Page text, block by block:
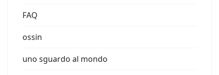
FAQ
ossin
uno sguardo al mondo